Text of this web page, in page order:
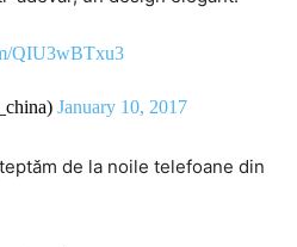
QIU3wBTxu3
January 10, 2017
de la noile telefoane din